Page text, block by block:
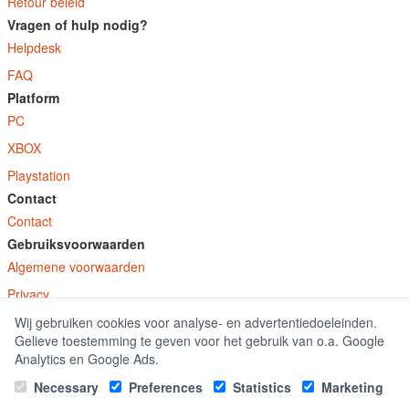
Vragen of hulp nodig?
Helpdesk
FAQ
Platform
PC
XBOX
Playstation
Contact
Contact
Gebruiksvoorwaarden
Algemene voorwaarden
Privacy
© E-Keys B.V. 2026
GamekeyDiscounter.nl is onderdeel van E-Keys B.V. geregistreerd onder kamer
van koophandel nummer 150771.
Wij gebruiken cookies voor analyse- en advertentiedoeleinden.
Gelieve toestemming te geven voor het gebruik van o.a. Google
Analytics en Google Ads.
Necessary
Preferences Statistics Marketing